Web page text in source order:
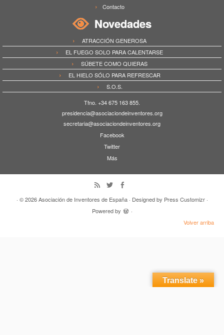
Contacto
Novedades
ATRACCIÓN GENEROSA
EL FUEGO SOLO PARA CALENTARSE
SÚBETE COMO QUIERAS
EL HIELO SÓLO PARA REFRESCAR
S.O.S.
Tfno. +34 675 163 855.
presidencia@asociaciondeinventores.org
secretaria@asociaciondeinventores.org
Facebook
Twitter
Más
· © 2026Asociación de Inventores de España· Designed by Press Customizr·
Powered by
·
Volver arriba
Translate »